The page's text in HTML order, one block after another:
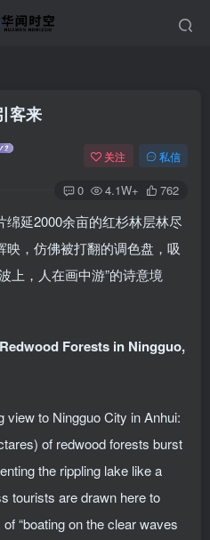
客来
关注 私信
0 4.1W+ 762
延2000余亩的红杉林层林尽
，仿佛被打翻的调色盘，吸
上，人在画中游”的诗意境
Forests in Ningguo,
view to Ningguo City in Anhui:
of redwood forests burst
the rippling lake like a
tourists are drawn here to
“boating on the clear waves